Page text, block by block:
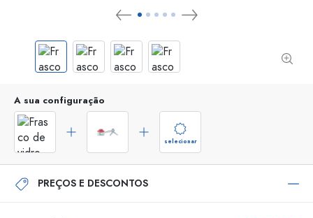
A sua configuração
selecionar
PREÇOS E DESCONTOS